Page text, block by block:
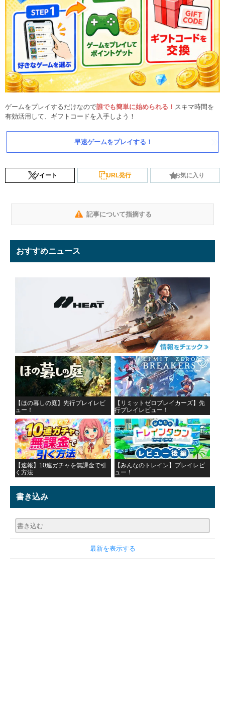
ゲームをプレイするだけなので誰でも簡単に始められる！ スキマ時間を
有効活用して、ギフトコードを入手しよう！
早速ゲームをプレイする！
ツイート URL発行 お気に入り
記事について指摘する
おすすめニュース
【ほの暮しの庭】先行プレイレビ
ュー！
【リミットゼロブレイカーズ】先
行プレイレビュー！
【速報】10連ガチャを無課金で引
く方法
【みんなのトレイン】プレイレビ
ュー！
書き込み
最新を表示する